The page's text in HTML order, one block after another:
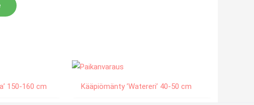
150-160 cm Kääpiömänty ’Watereri’ 40-50 cm